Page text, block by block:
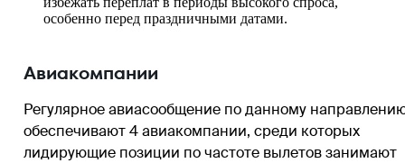
особенно перед праздничными датами.
Авиакомпании
Регулярное авиасообщение по данному
обеспечивают 4 авиакомпании, среди которых
лидирующие позиции по частоте вылетов занимают